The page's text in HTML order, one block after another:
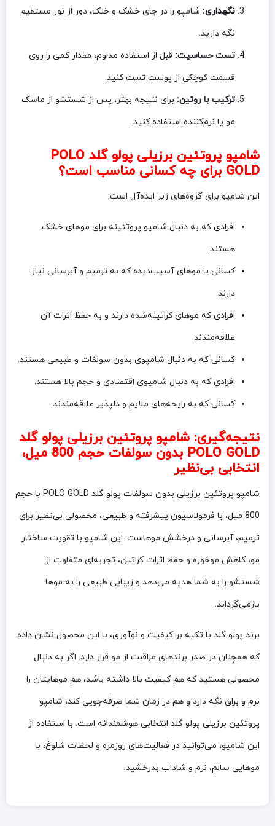
نگهداری: شامپو را در جای خشک و خنک، دور از نور مستقیم
نگه دارید.
تست حساسیت: قبل از استفاده مداوم، مقدار کمی را روی
قسمت کوچکی از پوست تست کنید.
ترکیب با روتین: برای نتیجه بهتر، پس از شستشو از ماسک
مو یا نرم‌کننده استفاده کنید.
شامپو پروتئین برزیلی پولو گلد POLO
GOLD برای چه کسانی مناسب است؟
این شامپو برای گروه‌های زیر ایده‌آل است:
افرادی که به دنبال شامپو پروتئینه برای موهای خشک
هستند.
کسانی با موهای آسیب‌دیده که به ترمیم و آبرسانی نیاز
دارند.
افرادی که موهای کراتینه‌شده دارند و به حفظ اثرات آن
علاقه‌مندند.
کسانی که به دنبال شامپوی بدون سولفات و طبیعی هستند.
افرادی که به دنبال شامپوی اقتصادی و حجم بالا هستند.
کسانی که به رایحه‌های ملایم و دلپذیر علاقه‌مندند.
نتیجه‌گیری: شامپو پروتئین برزیلی پولو گلد
POLO GOLD بدون سولفات حجم 800 میل،
انتخابی بی‌نظیر
شامپو پروتئین برزیلی بدون سولفات پولو گلد POLO GOLD با حجم
800 میل، با فرمولاسیون پیشرفته و طبیعی، محصولی بی‌نظیر برای
ترمیم، آبرسانی و درخشش موهاست. این شامپو با تقویت ساختار
مو، کاهش موخوره و حفظ اثرات کراتین، تجربه‌ای متفاوت از
شستشو را به شما هدیه می‌دهد و زیبایی طبیعی را به موها
بازمی‌گرداند.
برند پولو گلد با تکیه بر کیفیت و نوآوری، با این محصول نشان داده
که همچنان در صدر برندهای مراقبت از مو قرار دارد. اگر به دنبال
محصولی هستید که هم کیفیت بالا داشته باشد، هم موهایتان را
نرم و براق نگه دارد و هم در زمان شما صرفه‌جویی کند، شامپو
پروتئین برزیلی پولو گلد انتخابی هوشمندانه است. با استفاده از
این شامپو، می‌توانید در فعالیت‌های روزمره و لحظات شلوغ، با
موهایی سالم، نرم و شاداب بدرخشید.